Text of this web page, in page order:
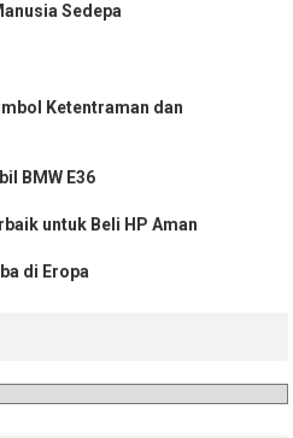
Sedepa
Ketentraman dan
BMW E36
untuk Beli HP Aman
di Eropa